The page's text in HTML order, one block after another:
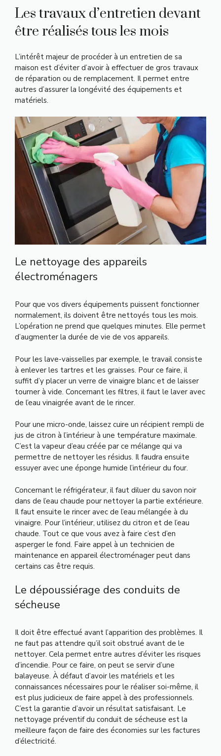
Les travaux d’entretien devant
être réalisés tous les mois
L’intérêt majeur de procéder à un entretien de sa
maison est d’éviter d’avoir à effectuer de gros travaux
de réparation ou de remplacement. Il permet entre
autres d’assurer la longévité des équipements et
matériels.
Le nettoyage des appareils
électroménagers
Pour que vos divers équipements puissent fonctionner
normalement, ils doivent être nettoyés tous les mois.
L’opération ne prend que quelques minutes. Elle permet
d’augmenter la durée de vie de vos appareils.
Pour les lave-vaisselles par exemple, le travail consiste
à enlever les tartres et les graisses. Pour ce faire, il
suffit d’y placer un verre de vinaigre blanc et de laisser
tourner à vide. Concernant les filtres, il faut le laver avec
de l’eau vinaigrée avant de le rincer.
Pour une micro-onde, laissez cuire un récipient rempli de
jus de citron à l’intérieur à une température maximale.
C’est la vapeur d’eau créée par ce mélange qui va
permettre de nettoyer les résidus. Il faudra ensuite
essuyer avec une éponge humide l’intérieur du four.
Concernant le réfrigérateur, il faut diluer du savon noir
dans de l’eau chaude pour nettoyer la partie extérieure.
Il faut ensuite le rincer avec de l’eau mélangée à du
vinaigre. Pour l’intérieur, utilisez du citron et de l’eau
chaude. Tout ce que vous avez à faire c’est d’en
asperger le fond. Faire appel à un technicien de
maintenance en appareil électroménager peut dans
certains cas être requis.
Le dépoussiérage des conduits de
sécheuse
Il doit être effectué avant l’apparition des problèmes. Il
ne faut pas attendre qu’il soit obstrué avant de le
nettoyer. Cela permet entre autres d’éviter les risques
d’incendie. Pour ce faire, on peut se servir d’une
balayeuse. À défaut d’avoir les matériels et les
connaissances nécessaires pour le réaliser soi-même, il
est plus judicieux de faire appel à des professionnels.
C’est la garantie d’avoir un résultat satisfaisant. Le
nettoyage préventif du conduit de sécheuse est la
meilleure façon de faire des économies sur les factures
d’électricité.